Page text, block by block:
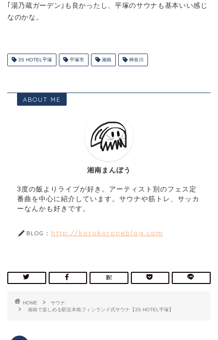
｢湯乃蔵ガーデン｣も良かったし、平塚のサウナも基本いい感じ
なのかな。
3S HOTEL平塚 平塚市 湘南 神奈川
ABOUT ME
湘南まんぼう
3度の飯よりライブが好き。アーティスト別のフェス定
番曲を中心に紹介しています。サウナや筋トレ、サッカ
ーなんかも好きです。
BLOG： http://korokoroneblog.com
HOME
サウナ
湘南で楽しめる駅近本格フィンランド式サウナ【3S HOTEL平塚】